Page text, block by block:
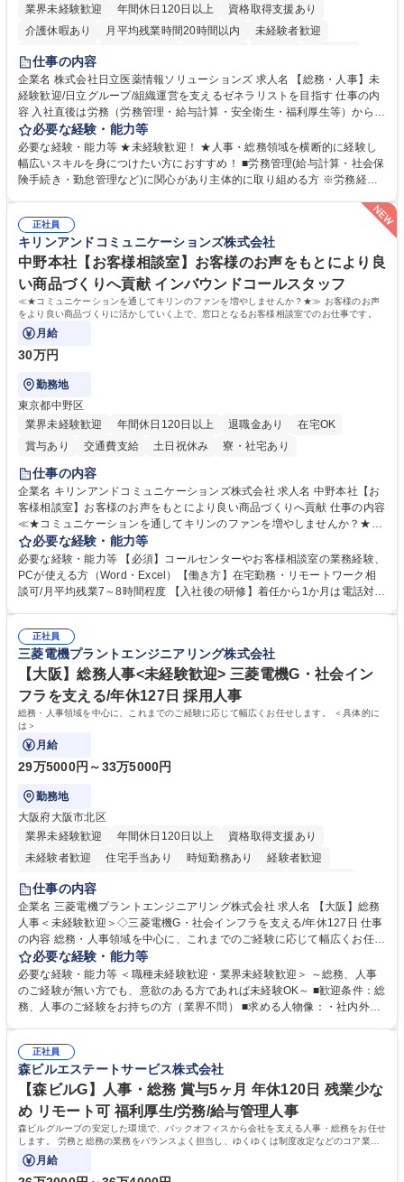
業界未経験歓迎
年間休日120日以上
資格取得支援あり
介護休暇あり
月平均残業時間20時間以内
未経験者歓迎
住宅手当あり
育休あり
完全週休2日制 交通費支給 土日祝休み 寮・社宅あり
仕事の内容
企業名 株式会社日立医薬情報ソリューションズ 求人名 【総務・人事】未
経験歓迎/日立グループ/組織運営を支えるゼネラリストを目指す 仕事の内
容 入社直後は労務（労務管理・給与計算・安全衛生・福利厚生等）からお
任せいたします。将来は総務・採用・教育業務へ守備範囲を広げ、組織運
営を支えるゼネラリストをめざせます。 ・初期業務：労働時間管理、給与
計算、社会保険対応、福利厚生管理、安全衛生、健康経営推進等をお任せ
します。ご経験に応じて、休職者管理など、幅広く経験を積んでいただき
★メンバーがマンツーマンで丁寧に教えるため、ご経験が浅くても安心！
幅広く経験を積みたい意欲がある方に最適な環境です。 募集職種 【総
務・人事】未経験歓迎/日立グループ/組織運営を支えるゼネラリストを目
指す
必要な経験・能力等
必要な経験・能力等 ★未経験歓迎！ ★人事・総務領域を横断的に経験し
幅広いスキルを身につけたい方におすすめ！ ■労務管理(給与計算・社会保
険手続き・勤怠管理など)に関心があり主体的に取り組める方 ※労務経験
マネジメント職として活躍したい 【尚可】■人事、労務、採用、教育業務
のご経験 ■労務管理（給与計算・社会保険手続き・勤怠管理など）の経験
■衛生管理者の資格をお持ちの方 学歴・資格 学歴：大学院 大学 高専 短大
専修学校 高校 語学力： 資格：
正社員
キリンアンドコミュニケーションズ株式会社
中野本社【お客様相談室】お客様のお声をもとにより良
い商品づくりへ貢献 インバウンドコールスタッフ
≪★コミュニケーションを通してキリンのファンを増やしませんか？★≫ お客様のお声
をより良い商品づくりに活かしていく上で、窓口となるお客様相談室でのお仕事です。
月給
30万円
勤務地
東京都中野区
業界未経験歓迎
年間休日120日以上 退職金あり
在宅OK
賞与あり
交通費支給 土日祝休み 寮・社宅あり
仕事の内容
企業名 キリンアンドコミュニケーションズ株式会社 求人名 中野本社【お
客様相談室】お客様のお声をもとにより良い商品づくりへ貢献 仕事の内容
≪★コミュニケーションを通してキリンのファンを増やしませんか？★≫
お客様のお声をより良い商品づくりに活かしていく上で、窓口となるお客
様相談室でのお仕事です。 日々お客様からいただくキリングループへのご
意見を、企業活動に活かしています。お客様からの声に迅速かつ誠意をも
って対応、情報提供するとともにグループ内活動に反映しています。 【具
平均100件前後■メール・手紙：同上40件前後 募集職種 中野本社【お客様
相談室】お客様のお声をもとにより良い商品づくりへ貢献
必要な経験・能力等
必要な経験・能力等 【必須】コールセンターやお客様相談室の業務経験、
PCが使える方（Word・Excel）【働き方】在宅勤務・リモートワーク相
談可/月平均残業7～8時間程度 【入社後の研修】着任から1か月は電話対応
すのでご安心ください。 【当社について】キリングループの広報機能を担
う会社として、お客様との出会いを大切にし、磨き上げたホスピタリティ
を込めてコミュニケーションをとりながら広報関連業務を行っておりま
す。 学歴・資格 学歴：大学院 大学 高専 短大 専修学校 高校 語学力： 資
格：
正社員
三菱電機プラントエンジニアリング株式会社
【大阪】総務人事<未経験歓迎> 三菱電機G・社会イン
フラを支える/年休127日 採用人事
総務・人事領域を中心に、これまでのご経験に応じて幅広くお任せします。 ＜具体的に
は＞
月給
29万5000円～33万5000円
勤務地
大阪府大阪市北区
業界未経験歓迎
年間休日120日以上
資格取得支援あり
未経験者歓迎
住宅手当あり 時短勤務あり
経験者歓迎
退職金あり
駅近5分以内
土日祝休み 服装自由 寮・社宅あり 食事補助あり
仕事の内容
企業名 三菱電機プラントエンジニアリング株式会社 求人名 【大阪】総務
人事＜未経験歓迎＞◇三菱電機G・社会インフラを支える/年休127日 仕事
の内容 総務・人事領域を中心に、これまでのご経験に応じて幅広くお任せ
します。 ＜具体的には＞ ・総務/人事労務（給与・社保・勤怠管理など）
・採用・教育研修 ・福利厚生運用 など ※基本的には事務所勤務ですが、
採用や教育等の業務内容により、関西圏以外への日帰り・宿泊を伴う国内
出張もございます。 ※担当業務を持ちつつ、お互いに助け合いながら、総
必要な経験・能力等
必要な経験・能力等 ＜職種未経験歓迎・業界未経験歓迎＞ ～総務、人事
のご経験が無い方でも、意欲のある方であれば未経験OK～ ■歓迎条件：総
務、人事のご経験をお持ちの方（業界不問） ■求める人物像：・社内外の
正社員
森ビルエステートサービス株式会社
【森ビルG】人事・総務 賞与5ヶ月 年休120日 残業少な
め リモート可 福利厚生/労務/給与管理人事
森ビルグループの安定した環境で、バックオフィスから会社を支える人事・総務をお任せ
します。 労務と総務の業務をバランスよく担当し、ゆくゆくは制度改定などのコア業務
にも挑戦できる、やりがいある環境です。
月給